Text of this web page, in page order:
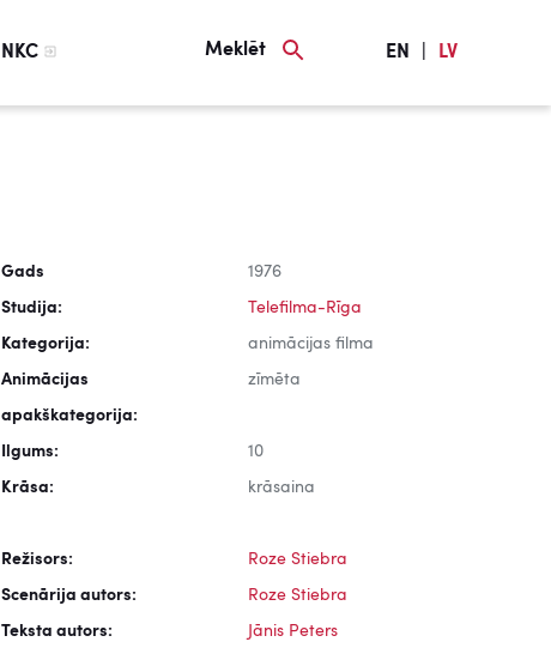
NKC Meklēt EN LV
Gads 1976
Studija: Telefilma-Rīga
Kategorija: animācijas filma
Animācijas
apakškategorija:
zīmēta
Ilgums: 10
Krāsa: krāsaina
Režisors: Roze Stiebra
Scenārija autors: Roze Stiebra
Teksta autors: Jānis Peters